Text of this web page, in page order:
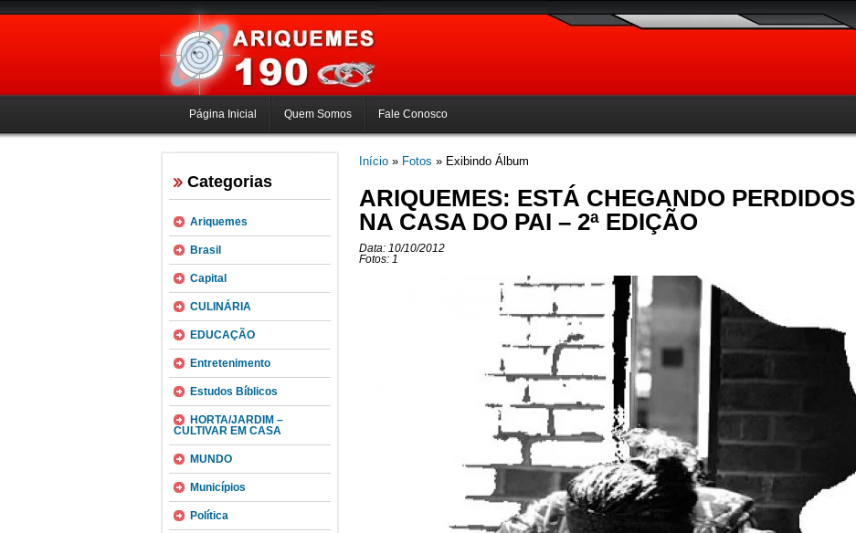
Página Inicial Quem Somos Fale Conosco
Categorias
Ariquemes
Brasil
Capital
CULINÁRIA
EDUCAÇÃO
Entretenimento
Estudos Bíblicos
HORTA/JARDIM –
CULTIVAR EM CASA
MUNDO
Municípios
Política
Início» Fotos » Exibindo Álbum
ARIQUEMES: ESTÁ CHEGANDO PERDIDOS
NA CASA DO PAI – 2ª EDIÇÃO
Data: 10/10/2012
Fotos: 1